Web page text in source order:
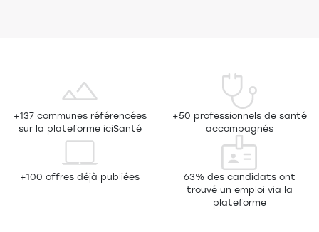
+137 communes référencées
sur la plateforme iciSanté
+50 professionnels de santé
accompagnés
+100 offres déjà publiées
63% des candidats ont
trouvé un emploi via la
plateforme